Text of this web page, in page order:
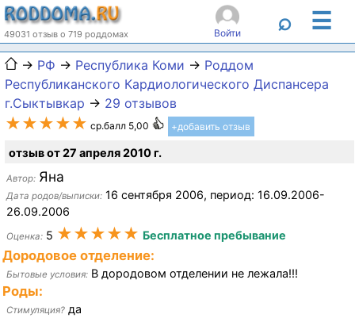
49031 отзыв о 719 роддомах Войти ⌕ ☰
→ РФ → Республика Коми → Роддом
Республиканского Кардиологического Диспансера
г.Сыктывкар → 29 отзывов
★★★★★ ср.балл 5,00 +добавить отзыв
отзыв от 27 апреля 2010 г.
Автор: Яна
Дата родов/выписки: 16 сентября 2006, период: 16.09.2006-
26.09.2006
Оценка: 5 ★★★★★ Бесплатное пребывание
Дородовое отделение:
Бытовые условия: В дородовом отделении не лежала!!!
Роды:
Стимуляция? да